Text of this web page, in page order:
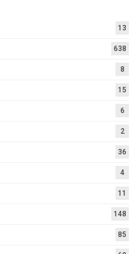
13
638
8
15
6
2
36
4
11
148
85